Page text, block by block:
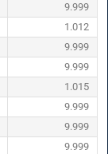
9.999
1.012
9.999
9.999
1.015
9.999
9.999
9.999